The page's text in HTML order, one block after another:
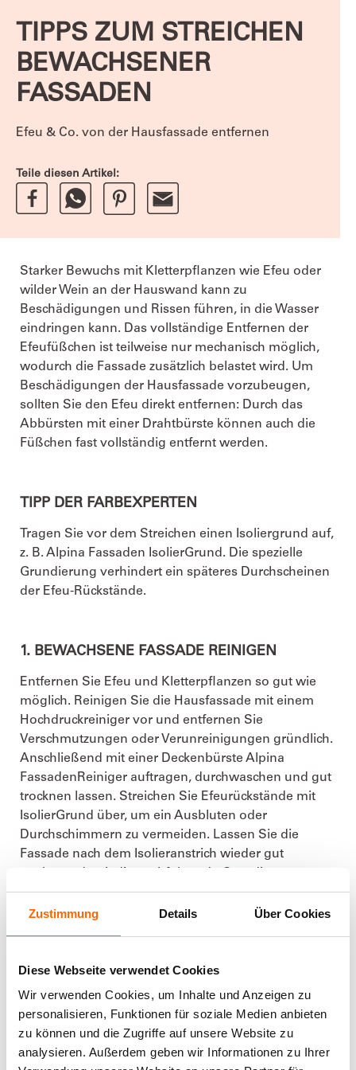
Zustimmung Details Über Cookies
Diese Webseite verwendet Cookies
Wir verwenden Cookies, um Inhalte und Anzeigen zu
personalisieren, Funktionen für soziale Medien anbieten
zu können und die Zugriffe auf unsere Website zu
analysieren. Außerdem geben wir Informationen zu Ihrer
TIPPS ZUM STREICHEN
BEWACHSENER
FASSADEN
Efeu & Co. von der Hausfassade entfernen
Teile diesen Artikel:
Starker Bewuchs mit Kletterpflanzen wie Efeu oder
wilder Wein an der Hauswand kann zu
Beschädigungen und Rissen führen, in die Wasser
eindringen kann. Das vollständige Entfernen der
Efeufüßchen ist teilweise nur mechanisch möglich,
wodurch die Fassade zusätzlich belastet wird. Um
Beschädigungen der Hausfassade vorzubeugen,
sollten Sie den Efeu direkt entfernen: Durch das
Abbürsten mit einer Drahtbürste können auch die
Füßchen fast vollständig entfernt werden.
TIPP DER FARBEXPERTEN
Tragen Sie vor dem Streichen einen Isoliergrund auf,
z. B. Alpina Fassaden IsolierGrund. Die spezielle
Grundierung verhindert ein späteres Durchscheinen
der Efeu-Rückstände.
1. BEWACHSENE FASSADE REINIGEN
Entfernen Sie Efeu und Kletterpflanzen so gut wie
möglich. Reinigen Sie die Hausfassade mit einem
Hochdruckreiniger vor und entfernen Sie
Verschmutzungen oder Verunreinigungen gründlich.
Anschließend mit einer Deckenbürste Alpina
FassadenReiniger auftragen, durchwaschen und gut
trocknen lassen. Streichen Sie Efeurückstände mit
IsolierGrund über, um ein Ausbluten oder
Durchschimmern zu vermeiden. Lassen Sie die
Fassade nach dem Isolieranstrich wieder gut
besser in die Hauswand eindringen kann.
FassadenGrund. Die hochwertige Grundierung
verfestigt den Untergrund und sorgt für ein
gleichmäßiges Saugverhalten. So trocknet die
Fassadenfarbe gleichmäßig, haftet sicher, und der